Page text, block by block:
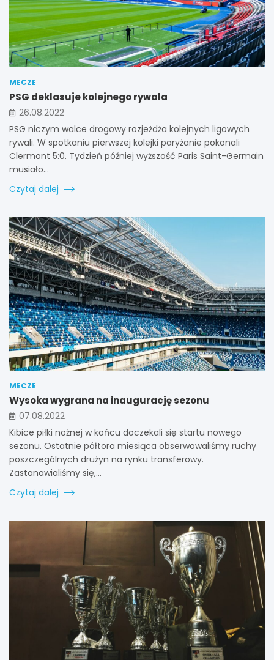
MECZE
PSG deklasuje kolejnego rywala
26.08.2022
PSG niczym walce drogowy rozjeżdża kolejnych ligowych
rywali. W spotkaniu pierwszej kolejki paryżanie pokonali
Clermont 5:0. Tydzień później wyższość Paris Saint-Germain
musiało…
Czytaj dalej
MECZE
Wysoka wygrana na inaugurację sezonu
07.08.2022
Kibice piłki nożnej w końcu doczekali się startu nowego
sezonu. Ostatnie półtora miesiąca obserwowaliśmy ruchy
poszczególnych drużyn na rynku transferowy.
Zastanawialiśmy się,…
Czytaj dalej